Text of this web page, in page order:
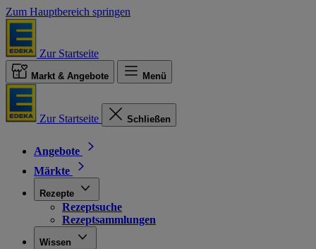
Zum Hauptbereich springen
Zur Startseite
Markt & Angebote Menü
Zur Startseite Schließen
Angebote
Märkte
Rezepte
Rezeptsuche
Rezeptsammlungen
Wissen